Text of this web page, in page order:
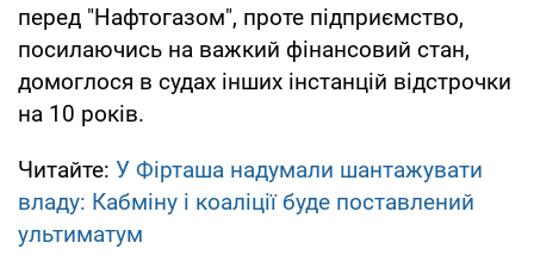
перед "Нафтогазом", проте підприємство,
посилаючись на важкий фінансовий стан,
домоглося в судах інших інстанцій відстрочки
на 10 років.
Читайте: У Фірташа надумали шантажувати
владу: Кабміну і коаліції буде поставлений
ультиматум